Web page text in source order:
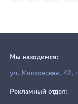
Мы находимся:
ул. Московская, 42,
Рекламный отдел: